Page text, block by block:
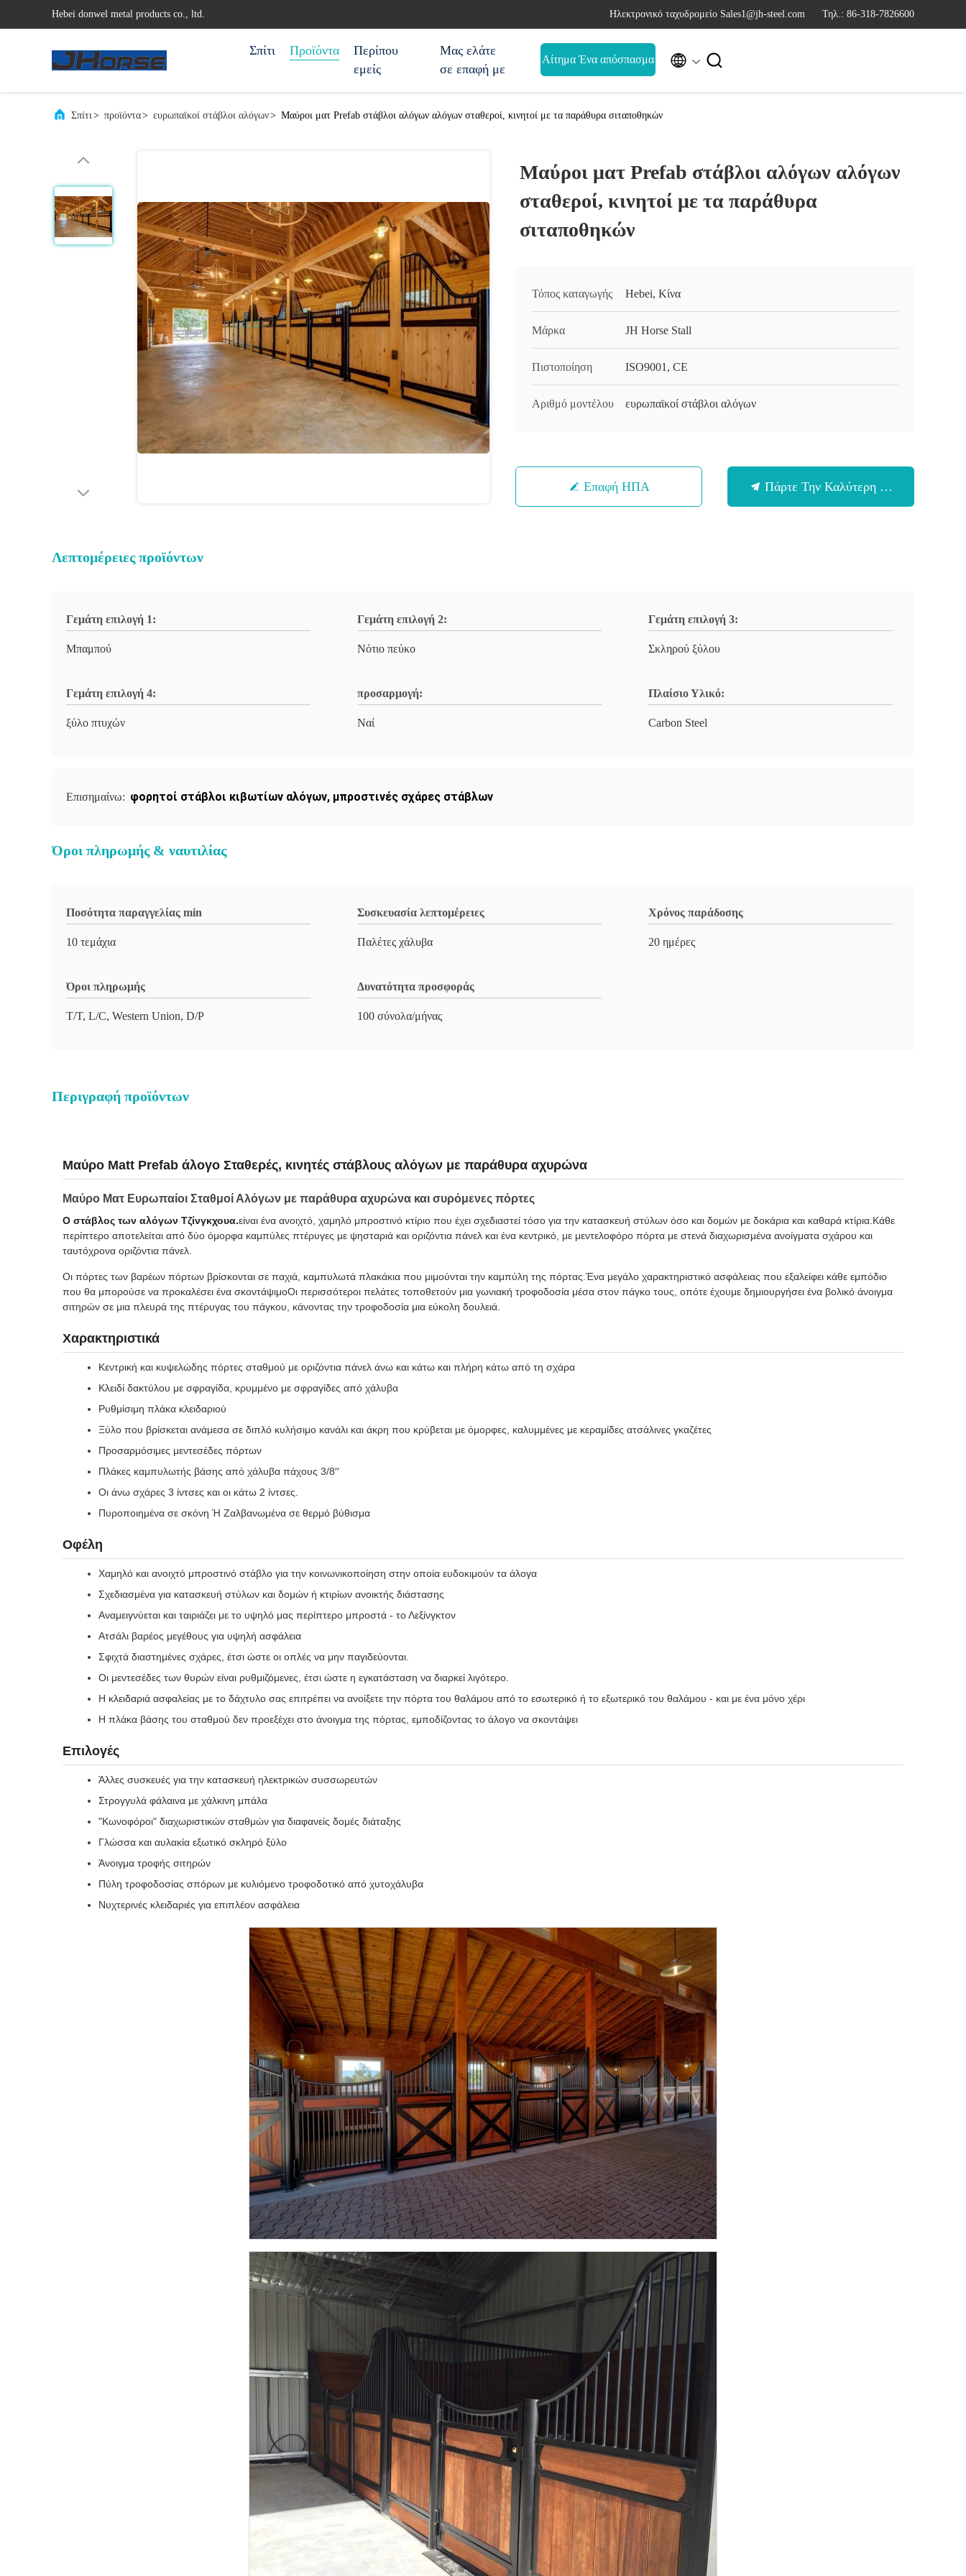
Hebei donwel metal products co., ltd. Ηλεκτρονικό ταχυδρομείο Sales1@jh-steel.com Τηλ.: 86-318-7826600
Σπίτι Προϊόντα
Περίπου
εμείς
Μας ελάτε
σε επαφή με
Αίτημα Ένα απόσπασμα  
Σπίτι> προϊόντα> ευρωπαϊκοί στάβλοι αλόγων> Μαύροι ματ Prefab στάβλοι αλόγων αλόγων σταθεροί, κινητοί με τα παράθυρα σιταποθηκών
Μαύροι ματ Prefab στάβλοι αλόγων αλόγων
σταθεροί, κινητοί με τα παράθυρα
σιταποθηκών
Τόπος καταγωγής Hebei, Κίνα
Μάρκα JH Horse Stall
Πιστοποίηση ISO9001, CE
Αριθμό μοντέλου ευρωπαϊκοί στάβλοι αλόγων
Επαφή ΗΠΑ Πάρτε Την Καλύτερη Τιμή
Λεπτομέρειες προϊόντων
Γεμάτη επιλογή 1:
Μπαμπού
Γεμάτη επιλογή 2:
Νότιο πεύκο
Γεμάτη επιλογή 3:
Σκληρού ξύλου
Γεμάτη επιλογή 4:
ξύλο πτυχών
προσαρμογή:
Ναί
Πλαίσιο Υλικό:
Carbon Steel
Επισημαίνω: φορητοί στάβλοι κιβωτίων αλόγων, μπροστινές σχάρες στάβλων
Όροι πληρωμής & ναυτιλίας
Ποσότητα παραγγελίας min
10 τεμάχια
Συσκευασία λεπτομέρειες
Παλέτες χάλυβα
Χρόνος παράδοσης
20 ημέρες
Όροι πληρωμής
T/T, L/C, Western Union, D/P
Δυνατότητα προσφοράς
100 σύνολα/μήνας
Περιγραφή προϊόντων
Μαύρο Matt Prefab άλογο Σταθερές, κινητές στάβλους αλόγων με παράθυρα αχυρώνα
Μαύρο Ματ Ευρωπαίοι Σταθμοί Αλόγων με παράθυρα αχυρώνα και συρόμενες πόρτες
Ο στάβλος των αλόγων Τζίνγκχουα.είναι ένα ανοιχτό, χαμηλό μπροστινό κτίριο που έχει σχεδιαστεί τόσο για την κατασκευή στύλων όσο και δομών με δοκάρια και καθαρά κτίρια.Κάθε
περίπτερο αποτελείται από δύο όμορφα καμπύλες πτέρυγες με ψησταριά και οριζόντια πάνελ και ένα κεντρικό, με μεντελοφόρο πόρτα με στενά διαχωρισμένα ανοίγματα σχάρου και
ταυτόχρονα οριζόντια πάνελ.
Οι πόρτες των βαρέων πόρτων βρίσκονται σε παχιά, καμπυλωτά πλακάκια που μιμούνται την καμπύλη της πόρτας.Ένα μεγάλο χαρακτηριστικό ασφάλειας που εξαλείφει κάθε εμπόδιο
που θα μπορούσε να προκαλέσει ένα σκοντάψιμοΟι περισσότεροι πελάτες τοποθετούν μια γωνιακή τροφοδοσία μέσα στον πάγκο τους, οπότε έχουμε δημιουργήσει ένα βολικό άνοιγμα
σιτηρών σε μια πλευρά της πτέρυγας του πάγκου, κάνοντας την τροφοδοσία μια εύκολη δουλειά.
Χαρακτηριστικά
Κεντρική και κυψελώδης πόρτες σταθμού με οριζόντια πάνελ άνω και κάτω και πλήρη κάτω από τη σχάρα
Κλειδί δακτύλου με σφραγίδα, κρυμμένο με σφραγίδες από χάλυβα
Ρυθμίσιμη πλάκα κλειδαριού
Ξύλο που βρίσκεται ανάμεσα σε διπλό κυλήσιμο κανάλι και άκρη που κρύβεται με όμορφες, καλυμμένες με κεραμίδες ατσάλινες γκαζέτες
Προσαρμόσιμες μεντεσέδες πόρτων
Πλάκες καμπυλωτής βάσης από χάλυβα πάχους 3/8′′
Οι άνω σχάρες 3 ίντσες και οι κάτω 2 ίντσες.
Πυροποιημένα σε σκόνη Ή Ζαλβανωμένα σε θερμό βύθισμα
Οφέλη
Χαμηλό και ανοιχτό μπροστινό στάβλο για την κοινωνικοποίηση στην οποία ευδοκιμούν τα άλογα
Σχεδιασμένα για κατασκευή στύλων και δομών ή κτιρίων ανοικτής διάστασης
Αναμειγνύεται και ταιριάζει με το υψηλό μας περίπτερο μπροστά - το Λεξίνγκτον
Ατσάλι βαρέος μεγέθους για υψηλή ασφάλεια
Σφιχτά διαστημένες σχάρες, έτσι ώστε οι οπλές να μην παγιδεύονται.
Οι μεντεσέδες των θυρών είναι ρυθμιζόμενες, έτσι ώστε η εγκατάσταση να διαρκεί λιγότερο.
Η κλειδαριά ασφαλείας με το δάχτυλο σας επιτρέπει να ανοίξετε την πόρτα του θαλάμου από το εσωτερικό ή το εξωτερικό του θαλάμου - και με ένα μόνο χέρι
Η πλάκα βάσης του σταθμού δεν προεξέχει στο άνοιγμα της πόρτας, εμποδίζοντας το άλογο να σκοντάψει
Επιλογές
Άλλες συσκευές για την κατασκευή ηλεκτρικών συσσωρευτών
Στρογγυλά φάλαινα με χάλκινη μπάλα
"Κωνοφόροι" διαχωριστικών σταθμών για διαφανείς δομές διάταξης
Γλώσσα και αυλακία εξωτικό σκληρό ξύλο
Άνοιγμα τροφής σιτηρών
Πύλη τροφοδοσίας σπόρων με κυλιόμενο τροφοδοτικό από χυτοχάλυβα
Νυχτερινές κλειδαριές για επιπλέον ασφάλεια